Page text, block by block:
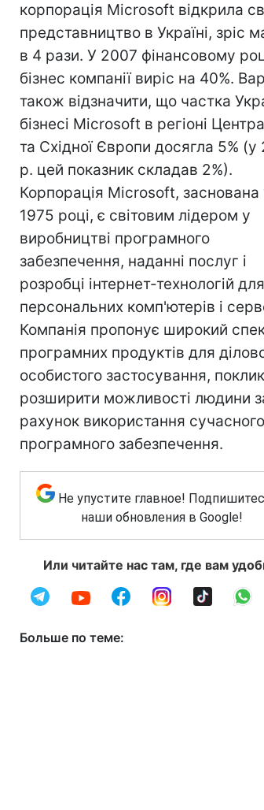
корпорація Microsoft відкрила
представництво в Україні, зріс
в 4 рази. У 2007 фінансовому
бізнес компанії виріс на 40%.
також відзначити, що частка
бізнесі Microsoft в регіоні
та Східної Європи досягла 5% (у
р. цей показник складав 2%).
Корпорація Microsoft, заснована
1975 році, є світовим лідером у
виробництві програмного
забезпечення, наданні послуг і
розробці інтернет-технологій для
персональних комп'ютерів і
Компанія пропонує широкий
програмних продуктів для
особистого застосування,
розширити можливості людини
рахунок використання сучасного
програмного забезпечення.
Не упустите главное!
наши обновления в Google!
Или читайте нас там, где вам
Больше по теме: